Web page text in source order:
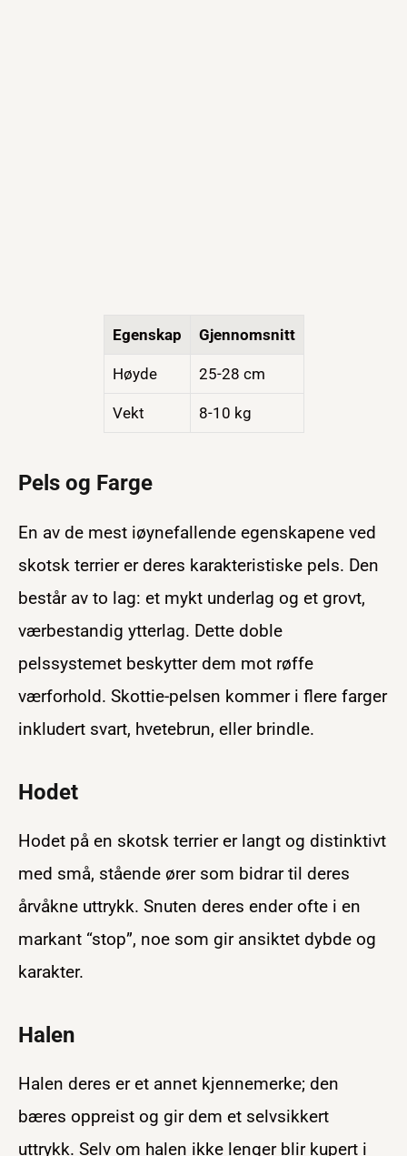
Egenskap Gjennomsnitt
Høyde 25-28 cm
Vekt 8-10 kg
Pels og Farge
En av de mest iøynefallende egenskapene ved
skotsk terrier er deres karakteristiske pels. Den
består av to lag: et mykt underlag og et grovt,
værbestandig ytterlag. Dette doble
pelssystemet beskytter dem mot røffe
værforhold. Skottie-pelsen kommer i flere farger
inkludert svart, hvetebrun, eller brindle.
Hodet
Hodet på en skotsk terrier er langt og distinktivt
med små, stående ører som bidrar til deres
årvåkne uttrykk. Snuten deres ender ofte i en
markant “stop”, noe som gir ansiktet dybde og
karakter.
Halen
Halen deres er et annet kjennemerke; den
bæres oppreist og gir dem et selvsikkert
uttrykk. Selv om halen ikke lenger blir kupert i